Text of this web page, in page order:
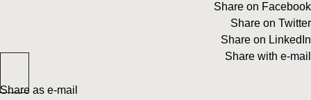
Share on Facebook
Share on Twitter
Share on LinkedIn
Share with e-mail
Share as e-mail